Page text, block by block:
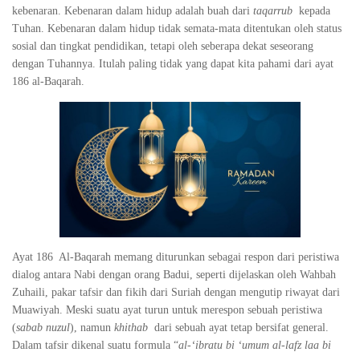
kebenaran. Kebenaran dalam hidup adalah buah dari taqarrub kepada
Tuhan. Kebenaran dalam hidup tidak semata-mata ditentukan oleh status
sosial dan tingkat pendidikan, tetapi oleh seberapa dekat seseorang
dengan Tuhannya. Itulah paling tidak yang dapat kita pahami dari ayat
186 al-Baqarah.
Ayat 186 Al-Baqarah memang diturunkan sebagai respon dari peristiwa
dialog antara Nabi dengan orang Badui, seperti dijelaskan oleh Wahbah
Zuhaili, pakar tafsir dan fikih dari Suriah dengan mengutip riwayat dari
Muawiyah. Meski suatu ayat turun untuk merespon sebuah peristiwa
(sabab nuzul), namun khithab dari sebuah ayat tetap bersifat general.
Dalam tafsir dikenal suatu formula “al-‘ibratu bi ‘umum al-lafz laa bi